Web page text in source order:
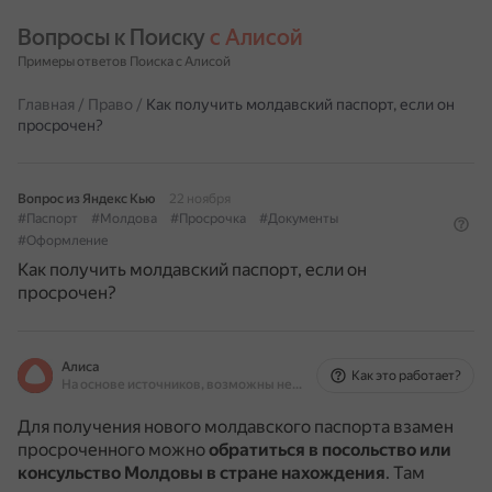
Вопросы к Поиску с Алисой
Примеры ответов Поиска с Алисой
Главная / Право / Как получить молдавский паспорт, если он
просрочен?
Вопрос из Яндекс Кью
22 ноября
#Паспорт
#Молдова #Просрочка
#Документы
#Оформление
Как получить молдавский паспорт, если он
просрочен?
Алиса
На основе источников, возможны неточности
Как это работает?
Для получения нового молдавского паспорта взамен
просроченного можнообратиться в посольство или
консульство Молдовы в стране нахождения. Там